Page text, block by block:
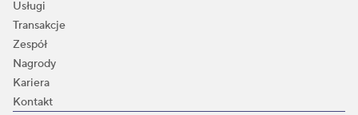
Usługi
Transakcje
Zespół
Nagrody
Kariera
Kontakt